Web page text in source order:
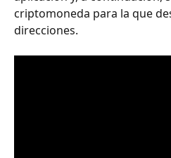
criptomoneda para la que
direcciones.